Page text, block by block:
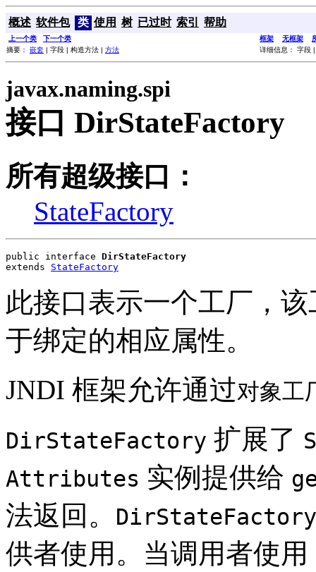
概述 软件包 类 使用 树 已过时 索引 帮助
上一个类 下一个类 框架 无框架
摘要： 嵌套 | 字段 | 构造方法 | 方法 详细信息： 字段
javax.naming.spi
接口 DirStateFactory
所有超级接口：
StateFactory
public interface DirStateFactory
extends StateFactory
此接口表示一个工厂，
于绑定的相应属性。
JNDI 框架允许通过对象工
DirStateFactory 扩展了
Attributes 实例提供给
法返回。 DirStateFactory
供者使用。当调用者使用